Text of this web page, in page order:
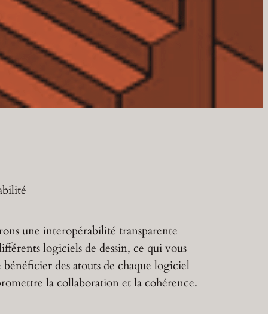
une interopérabilité transparente
logiciels de dessin, ce qui vous
des atouts de chaque logiciel
la collaboration et la cohérence.